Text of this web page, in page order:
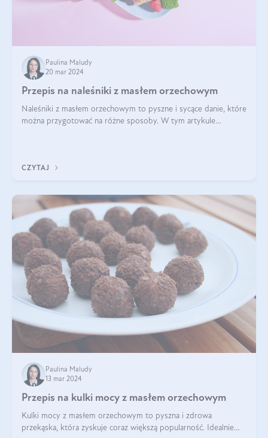
Paulina Maludy
20 mar 2024
Przepis na naleśniki z masłem orzechowym
Naleśniki z masłem orzechowym to pyszne i sycące danie, które
można przygotować na różne sposoby. W tym artykule
CZYTAJ
Paulina Maludy
13 mar 2024
Przepis na kulki mocy z masłem orzechowym
Kulki mocy z masłem orzechowym to pyszna i zdrowa
przekąska, która zyskuje coraz większą popularność. Idealnie